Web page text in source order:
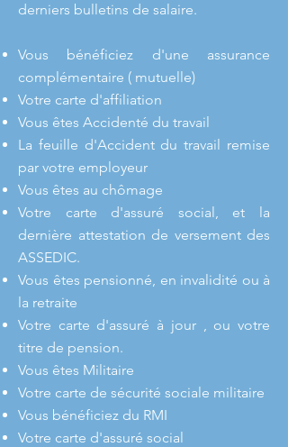
derniers bulletins de salaire.
Vous bénéficiez d'une assurance
complémentaire ( mutuelle)
Votre carte d'affiliation
Vous êtes Accidenté du travail
La feuille d'Accident du travail remise
par votre employeur
Vous êtes au chômage
Votre carte d'assuré social, et la
dernière attestation de versement des
ASSEDIC.
Vous êtes pensionné, en invalidité ou à
la retraite
Votre carte d'assuré à jour , ou votre
titre de pension.
Vous êtes Militaire
Votre carte de sécurité sociale militaire
Vous bénéficiez du RMI
Votre carte d'assuré social